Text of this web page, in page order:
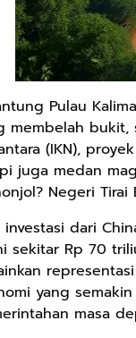
Pulau
membelah bukit,
(IKN),
juga medan
Negeri Tirai
investasi dari
sekitar Rp 70
yang
masa